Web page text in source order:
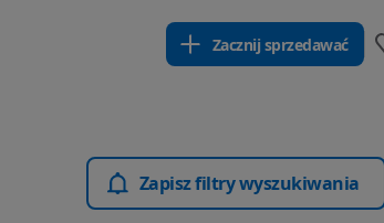
Zacznij sprzedawać
Zapisz filtry wyszukiwania